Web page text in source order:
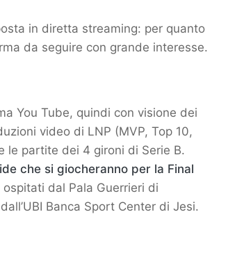
in diretta streaming: per quanto
da seguire con grande interesse.
You Tube, quindi con visione dei
video di LNP (MVP, Top 10,
le partite dei 4 gironi di Serie B.
che si giocheranno per la Final
dal Pala Guerrieri di
Banca Sport Center di Jesi.